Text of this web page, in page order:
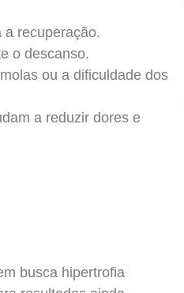
a recuperação.
o descanso.
ou a dificuldade dos
a reduzir dores e
busca hipertrofia